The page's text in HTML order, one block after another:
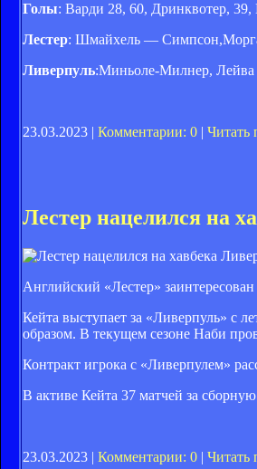
Голы: Варди 28, 60, Дринквотер, 39,
Лестер: Шмайхель —
Ливерпуль:Миньоле-Милнер,
23.03.2023 | Комментарии: 0 | Читать
Лестер нацелился на
Английский «Лестер»
Кейта выступает за «Ливерпуль» с
образом. В текущем сезоне Наби
Контракт игрока с «Ливерпулем»
В активе Кейта 37 матчей за
23.03.2023 | Комментарии: 0 | Читать